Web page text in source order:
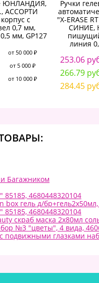
ЮНЛАНДИЯ,
АССОРТИ
с
0,7 мм,
мм, GP127
от 50 000 ₽
от 5 000 ₽
от 10 000 ₽
Ручки
"X-ERASE
СИНИЕ,
линия
253.06
266.79
284.45
Багажником
4680448320104
гель д/
4680448320104
скраб маска 2х80мл
№3 "цветы", 4 вида,
подвижными глазками